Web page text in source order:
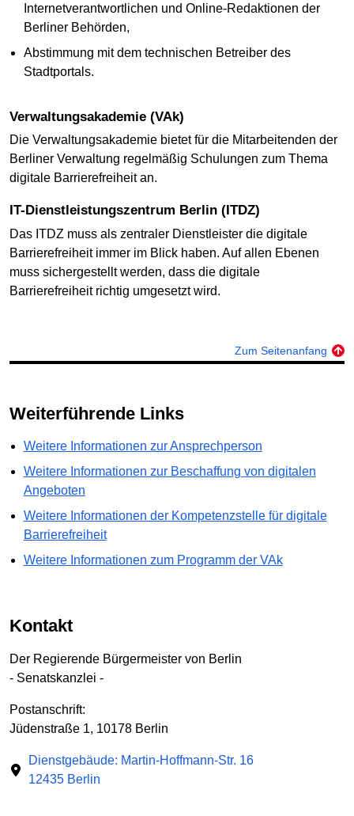
Internetverantwortlichen und Online-Redaktionen der
Berliner Behörden,
Abstimmung mit dem technischen Betreiber des
Stadtportals.
Verwaltungsakademie (VAk)
Die Verwaltungsakademie bietet für die Mitarbeitenden der
Berliner Verwaltung regelmäßig Schulungen zum Thema
digitale Barrierefreiheit an.
IT-Dienstleistungszentrum Berlin (ITDZ)
Das ITDZ muss als zentraler Dienstleister die digitale
Barrierefreiheit immer im Blick haben. Auf allen Ebenen
muss sichergestellt werden, dass die digitale
Barrierefreiheit richtig umgesetzt wird.
Zum Seitenanfang
Weiterführende Links
Weitere Informationen zur Ansprechperson
Weitere Informationen zur Beschaffung von digitalen
Angeboten
Weitere Informationen der Kompetenzstelle für digitale
Barrierefreiheit
Weitere Informationen zum Programm der VAk
Kontakt
Der Regierende Bürgermeister von Berlin
- Senatskanzlei -
Postanschrift:
Jüdenstraße 1, 10178 Berlin
Dienstgebäude: Martin-Hoffmann-Str. 16
12435 Berlin